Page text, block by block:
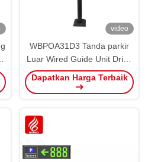
video
WBPOA31D3 Tanda parkir
Luar Wired Guide Unit Drive
Screen Bracket IP65
Dapatkan Harga Terbaik